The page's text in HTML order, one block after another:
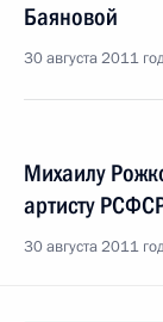
Баяновой
30 августа 2011
Михаилу
артисту
30 августа 2011